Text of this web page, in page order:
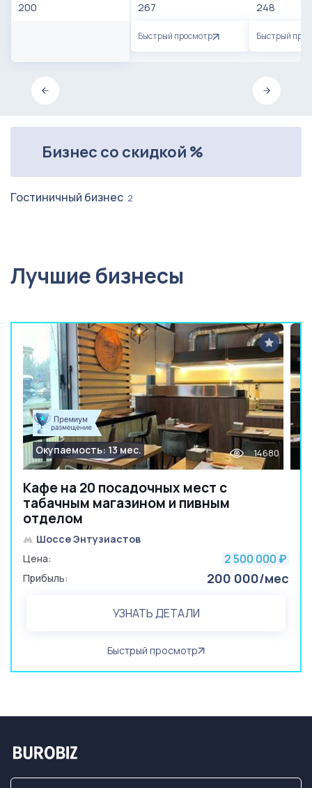
200 267
Быстрый просмотр
248
Быстрый
Бизнес со скидкой %
Гостиничный бизнес 2
Лучшие бизнесы
Кафе на 20 посадочных мест с
табачным магазином и пивным
отделом
Окупаемость: 13 мес. 14680
Шоссе Энтузиастов
Цена:
2 500 000 ₽
Прибыль: 200 000/мес
УЗНАТЬ ДЕТАЛИ
Быстрый просмотр